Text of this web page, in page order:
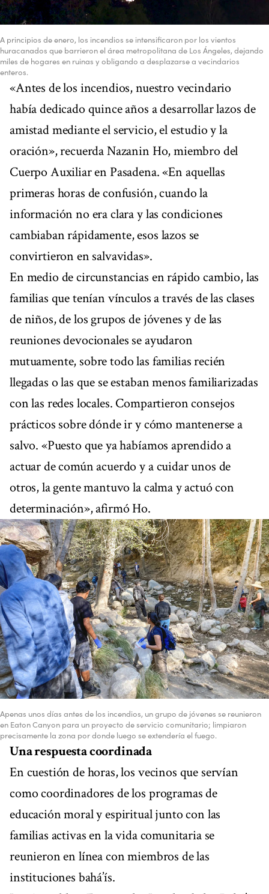
A principios de enero, los incendios se intensificaron por los vientos
huracanados que barrieron el área metropolitana de Los Ángeles, dejando
miles de hogares en ruinas y obligando a desplazarse a vecindarios
enteros.
«Antes de los incendios, nuestro vecindario
había dedicado quince años a desarrollar lazos de
amistad mediante el servicio, el estudio y la
oración», recuerda Nazanin Ho, miembro del
Cuerpo Auxiliar en Pasadena. «En aquellas
primeras horas de confusión, cuando la
información no era clara y las condiciones
cambiaban rápidamente, esos lazos se
convirtieron en salvavidas».
En medio de circunstancias en rápido cambio, las
familias que tenían vínculos a través de las clases
de niños, de los grupos de jóvenes y de las
reuniones devocionales se ayudaron
mutuamente, sobre todo las familias recién
llegadas o las que se estaban menos familiarizadas
con las redes locales. Compartieron consejos
prácticos sobre dónde ir y cómo mantenerse a
salvo. «Puesto que ya habíamos aprendido a
actuar de común acuerdo y a cuidar unos de
otros, la gente mantuvo la calma y actuó con
determinación», afirmó Ho.
Apenas unos días antes de los incendios, un grupo de jóvenes se reunieron
en Eaton Canyon para un proyecto de servicio comunitario; limpiaron
precisamente la zona por donde luego se extendería el fuego.
Una respuesta coordinada
En cuestión de horas, los vecinos que servían
como coordinadores de los programas de
educación moral y espiritual junto con las
familias activas en la vida comunitaria se
reunieron en línea con miembros de las
instituciones bahá’ís.